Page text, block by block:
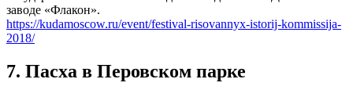
заводе «Флакон».
https://kudamoscow.ru/event/festival-risovannyx-istorij-kommissija-
2018/
7. Пасха в Перовском парке